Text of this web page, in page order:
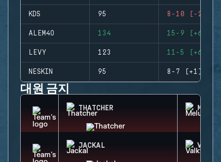
KDS 95 8-10 (-2)
ALEM4O 134 15-9 (+6)
LEVY 123 11-5 (+6)
NESKIN 95 8-7 (+1)
대원 금지
THATCHER
JACKAL